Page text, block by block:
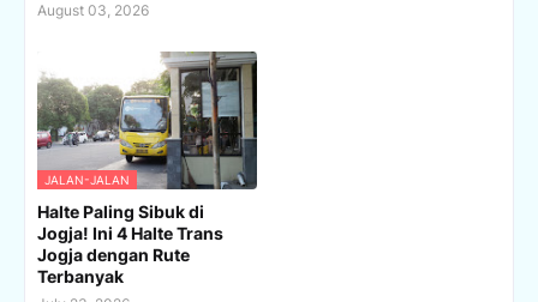
August 03, 2026
JALAN-JALAN
Halte Paling Sibuk di
Jogja! Ini 4 Halte Trans
Jogja dengan Rute
Terbanyak